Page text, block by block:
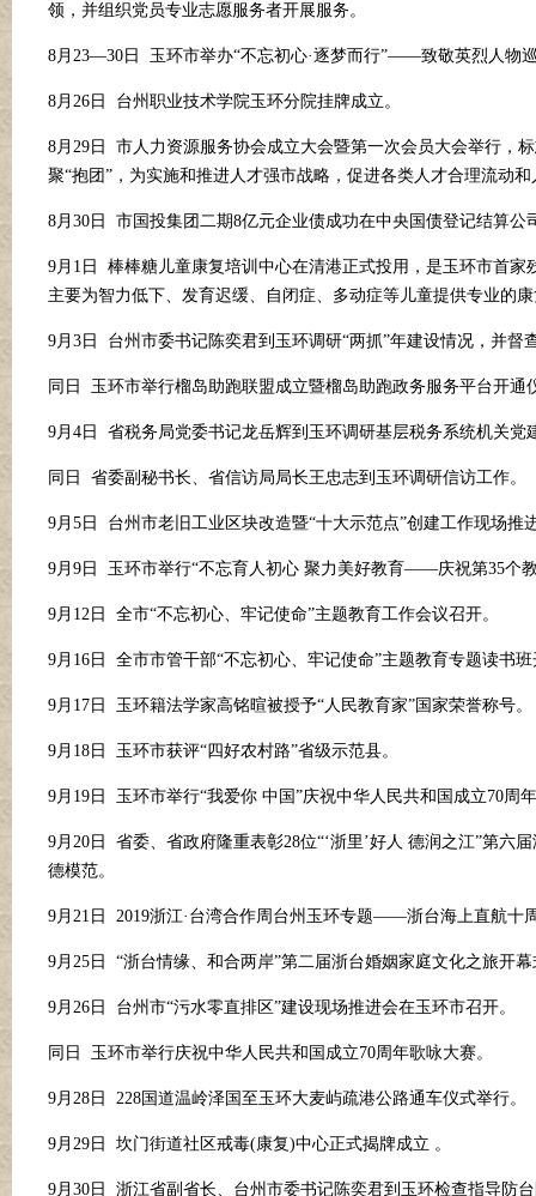
领，并组织党员专业志愿服务者开展服务。
8月23—30日 玉环市举办“不忘初心·逐梦而行”——致敬英烈人物
8月26日 台州职业技术学院玉环分院挂牌成立。
8月29日 市人力资源服务协会成立大会暨第一次会员大会举行，
聚“抱团”，为实施和推进人才强市战略，促进各类人才合理流动
8月30日 市国投集团二期8亿元企业债成功在中央国债登记结算
9月1日 棒棒糖儿童康复培训中心在清港正式投用，是玉环市首
主要为智力低下、发育迟缓、自闭症、多动症等儿童提供专业的
9月3日 台州市委书记陈奕君到玉环调研“两抓”年建设情况，并督
同日 玉环市举行榴岛助跑联盟成立暨榴岛助跑政务服务平台开通
9月4日 省税务局党委书记龙岳辉到玉环调研基层税务系统机关党
同日 省委副秘书长、省信访局局长王忠志到玉环调研信访工作。
9月5日 台州市老旧工业区块改造暨“十大示范点”创建工作现场推
9月9日 玉环市举行“不忘育人初心 聚力美好教育——庆祝第35个
9月12日 全市“不忘初心、牢记使命”主题教育工作会议召开。
9月16日 全市市管干部“不忘初心、牢记使命”主题教育专题读书
9月17日 玉环籍法学家高铭暄被授予“人民教育家”国家荣誉称号。
9月18日 玉环市获评“四好农村路”省级示范县。
9月19日 玉环市举行“我爱你 中国”庆祝中华人民共和国成立70周
9月20日 省委、省政府隆重表彰28位“‘浙里’好人 德润之江”第六
德模范。
9月21日 2019浙江· 台湾合作周台州玉环专题——浙台海上直航十
9月25日 “浙台情缘、和合两岸”第二届浙台婚姻家庭文化之旅开
9月26日 台州市“污水零直排区”建设现场推进会在玉环市召开。
同日 玉环市举行庆祝中华人民共和国成立70周年歌咏大赛。
9月28日 228国道温岭泽国至玉环大麦屿疏港公路通车仪式举行。
9月29日 坎门街道社区戒毒(康复)中心正式揭牌成立 。
9月30日 浙江省副省长、台州市委书记陈奕君到玉环检查指导防